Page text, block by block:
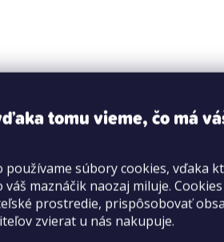
tomu vieme, čo má
používame súbory cookies, vďaka
maznáčik naozaj miluje.
prostredie, prispôsobovať
zvierat u nás nakupuje.
uhličitan vápenatý
%.
10mg